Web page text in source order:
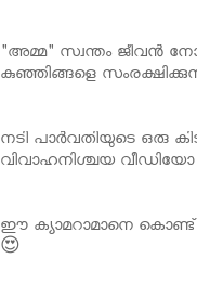
"അമ്മ" സ്വന്തം ജീവൻ
കുഞ്ഞിങ്ങളെ
നടി പാർവതിയുടെ ഒരു
വിവാഹനിശ്ചയ വീഡിയോ
ഈ ക്യാമറാമാനെ കൊണ്ട്
😍